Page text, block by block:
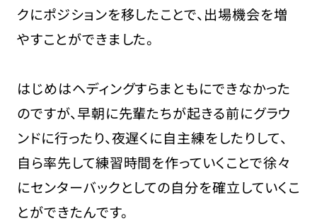
クにポジションを移したことで、出場機会を増
やすことができました。
はじめはヘディングすらまともにできなかった
のですが、早朝に先輩たちが起きる前にグラウ
ンドに行ったり、夜遅くに自主練をしたりして、
自ら率先して練習時間を作っていくことで徐々
にセンターバックとしての自分を確立していくこ
とができたんです。